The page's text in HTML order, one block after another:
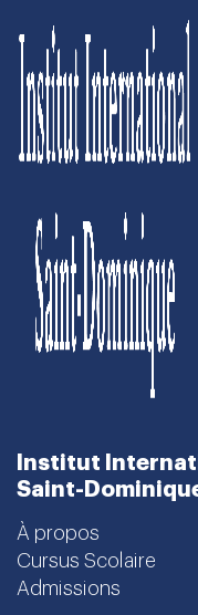
Institut
Saint-
À propos
Cursus Scolaire
Admissions